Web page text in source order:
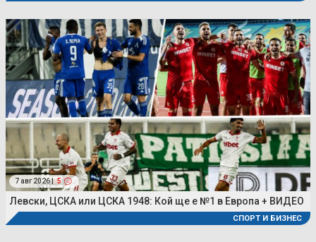
7 авг 2026 | 5
Левски, ЦСКА или ЦСКА 1948: Кой ще е №1 в Европа + ВИДЕО
СПОРТ И БИЗНЕС